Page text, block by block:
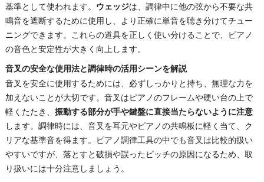
基準として使われます。 ウェッジは、調律中に他の弦から不要な共
鳴音を遮断するために使用し、より正確に単音を聴き分けてチュー
ニングできます。これらの道具を正しく使い分けることで、ピアノ
の音色と安定性が大きく向上します。
音叉の安全な使用法と調律時の活用シーンを解説
音叉を安全に使用するためには、必ずしっかりと持ち、無理な力を
加えないことが大切です。音叉はピアノのフレームや硬い台の上で
軽くたたき、 振動する部分が手や鍵盤に直接当たらないように注意
します。調律時には、音叉を耳元やピアノの共鳴板に軽く当て、ク
リアな基準音を得ます。ピアノ調律工具の中でも音叉は比較的扱い
やすいですが、落とすと破損や誤ったピッチの原因になるため、取
り扱いには十分注意しましょう。